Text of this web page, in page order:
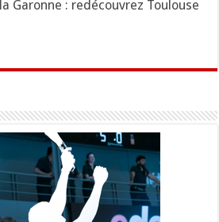
Garonne : redécouvrez Toulouse